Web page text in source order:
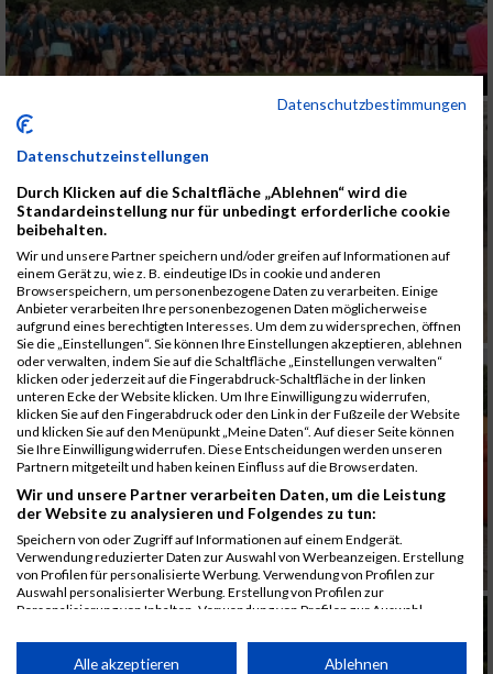
Datenschutzbestimmungen
Datenschutzeinstellungen
Durch Klicken auf die Schaltfläche „Ablehnen“ wird die
Standardeinstellung nur für unbedingt erforderliche cookie
beibehalten.
Wir und unsere Partner speichern und/oder greifen auf Informationen auf
einem Gerät zu, wie z. B. eindeutige IDs in cookie und anderen
Browserspeichern, um personenbezogene Daten zu verarbeiten. Einige
Anbieter verarbeiten Ihre personenbezogenen Daten möglicherweise
aufgrund eines berechtigten Interesses. Um dem zu widersprechen, öffnen
Sie die „Einstellungen“. Sie können Ihre Einstellungen akzeptieren, ablehnen
oder verwalten, indem Sie auf die Schaltfläche „Einstellungen verwalten“
klicken oder jederzeit auf die Fingerabdruck-Schaltfläche in der linken
unteren Ecke der Website klicken. Um Ihre Einwilligung zu widerrufen,
klicken Sie auf den Fingerabdruck oder den Link in der Fußzeile der Website
und klicken Sie auf den Menüpunkt „Meine Daten“. Auf dieser Seite können
Sie Ihre Einwilligung widerrufen. Diese Entscheidungen werden unseren
Partnern mitgeteilt und haben keinen Einfluss auf die Browserdaten.
Wir und unsere Partner verarbeiten Daten, um die Leistung
der Website zu analysieren und Folgendes zu tun:
Speichern von oder Zugriff auf Informationen auf einem Endgerät.
Verwendung reduzierter Daten zur Auswahl von Werbeanzeigen. Erstellung
von Profilen für personalisierte Werbung. Verwendung von Profilen zur
Auswahl personalisierter Werbung. Erstellung von Profilen zur
Personalisierung von Inhalten. Verwendung von Profilen zur Auswahl
Performance von Inhalten. Analyse von Zielgruppen durch Statistiken oder
Kombinationen von Daten aus verschiedenen Quellen. Entwicklung und
Alle akzeptieren Ablehnen